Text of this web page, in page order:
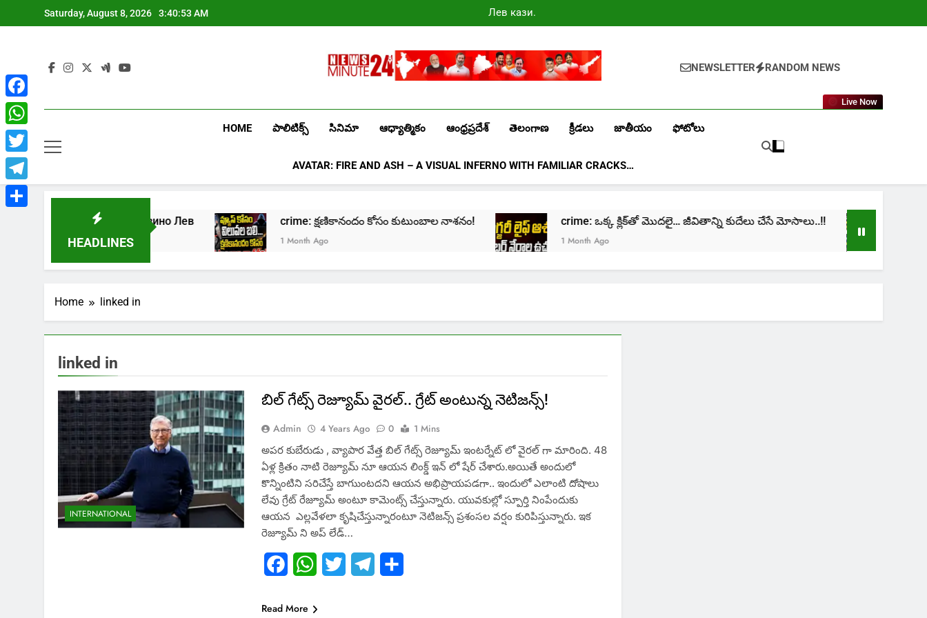
to
Saturday, August 8, 2026 3:40:54 AM
Лев казино
промокоды
Newsminute24
NEWSLETTER RANDOM NEWS
Live Now
HOME పాలిటిక్స్ సినిమా ఆధ్యాత్మికం ఆంధ్రప్రదేశ్ తెలంగాణ క్రీడలు జాతీయం ఫోటోలు
AVATAR: FIRE AND ASH – A VISUAL INFERNO WITH FAMILIAR CRACKS…
HEADLINES
Играть в онлайн казино Лев crime: క్షణికానందం కోసం కుటుంబాల నాశనం!
1 Month Ago
crime: ఒక్క క్లిక్‌తో మొదలై… జీవితాన్ని కుదేలు చేసే మోసాలు..!!
1 Month Ago
Home linked in
linked in
INTERNATIONAL
బిల్ గేట్స్ రెజ్యూమ్ వైరల్.. గ్రేట్ అంటున్న నెటిజన్స్!
Admin 4 Years Ago 0
1 Mins
అపర కుబేరుడు , వ్యాపార వేత్త బిల్ గేట్స్ రెజ్యూమ్ ఇంటర్నేట్ లో వైరల్ గా మారింది. 48
ఏళ్ల క్రితం నాటి రెజ్యూమ్ నూ ఆయన లింక్డ్ ఇన్ లో షేర్ చేశారు.అయితే అందులో
కొన్నింటిని సరిచేస్తే బాగుుంటదని ఆయన అభిప్రాయపడగా.. ఇందులో ఎలాంటి దోషాలు
లేవు గ్రేట్ రేజ్యూమ్ అంటూ కామెంట్స్ చేస్తున్నారు. యువకుల్లో స్పూర్తి నింపేందుకు
ఆయన ఎల్లవేళలా కృషిచేస్తున్నారంటూ నెటిజన్స్ ప్రశంసల వర్షం కురిపిస్తున్నారు. ఇక
రెజ్యూమ్ ని అప్ లేడ్…
FacebookWhatsApp
Twitter Telegram
Read More
Facebook
WhatsApp
Twitter
Telegram